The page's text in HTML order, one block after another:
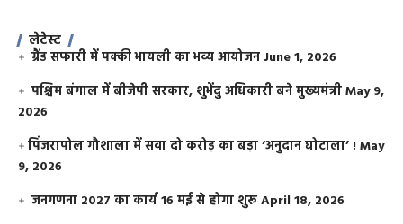
लेटेस्ट
ग्रैंड सफारी में पक्की भायली का भव्य आयोजन June 1, 2026
पश्चिम बंगाल में बीजेपी सरकार, शुभेंदु अधिकारी बने मुख्यमंत्रीMay 9,
2026
​पिंजरापोल गौशाला में सवा दो करोड़ का बड़ा ‘अनुदान घोटाला’ !May
9, 2026
जनगणना 2027 का कार्य 16 मई से होगा शुरूApril 18, 2026